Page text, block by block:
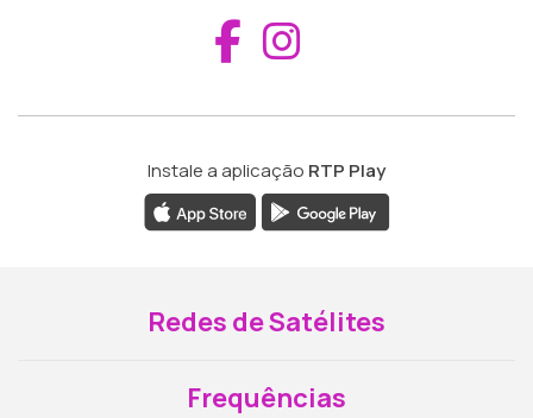
Aceder ao
Instale a aplicação RTP Play
Redes de Satélites
Frequências